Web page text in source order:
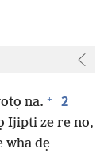
na. + 2
Ijipti ze re no,
wha dẹ